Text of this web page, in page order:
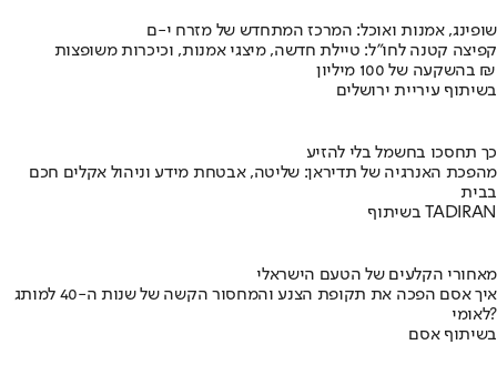
שופינג, אמנות ואוכל: המרכז המתחדש של מזרח י-ם
קפיצה קטנה לחו"ל: טיילת חדשה, מיצגי אמנות, וכיכרות משופצות
בהשקעה של 100 מיליון ₪
בשיתוף עיריית ירושלים
כך תחסכו בחשמל בלי להזיע
מהפכת האנרגיה של תדיראן: שליטה, אבטחת מידע וניהול אקלים חכם
בבית
בשיתוף TADIRAN
מאחורי הקלעים של הטעם הישראלי
איך אסם הפכה את תקופת הצנע והמחסור הקשה של שנות ה-40 למותג
לאומי?
בשיתוף אסם